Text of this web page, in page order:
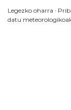
Legezko oharra ·
datu